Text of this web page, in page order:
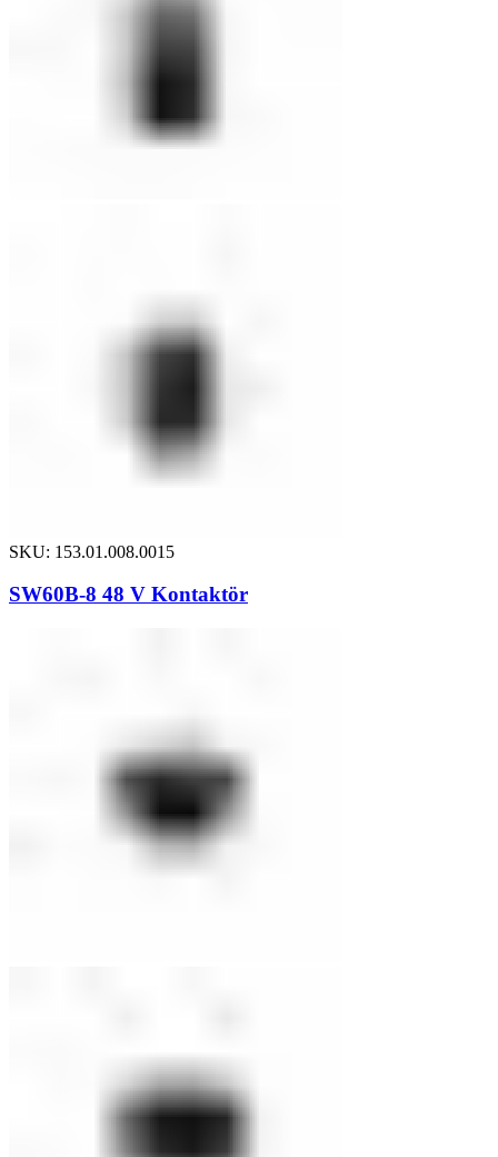
SKU: 153.01.008.0015
SW60B-8 48 V Kontaktör